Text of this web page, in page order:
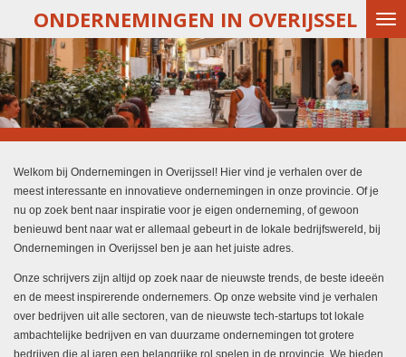
direct
naar
de
hoofdinhoud
ONDERNEMINGEN IN OVERIJSSEL
Welkom bij Ondernemingen in Overijssel! Hier vind je verhalen over de
meest interessante en innovatieve ondernemingen in onze provincie. Of je
nu op zoek bent naar inspiratie voor je eigen onderneming, of gewoon
benieuwd bent naar wat er allemaal gebeurt in de lokale bedrijfswereld, bij
Ondernemingen in Overijssel ben je aan het juiste adres.
Onze schrijvers zijn altijd op zoek naar de nieuwste trends, de beste ideeën
en de meest inspirerende ondernemers. Op onze website vind je verhalen
over bedrijven uit alle sectoren, van de nieuwste tech-startups tot lokale
ambachtelijke bedrijven en van duurzame ondernemingen tot grotere
bedrijven die al jaren een belangrijke rol spelen in de provincie. We bieden